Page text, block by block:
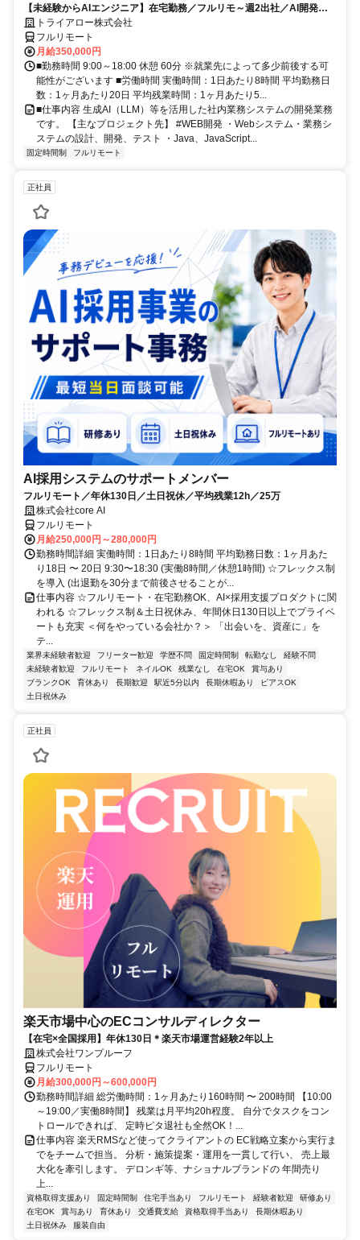
【未経験からAIエンジニア】在宅勤務／フルリモ～週2出社／AI開発を
仕事にする
トライアロー株式会社
フルリモート
月給350,000円
■勤務時間 9:00～18:00 休憩 60分 ※就業先によって多少前後する可
能性がございます ■労働時間 実働時間：1日あたり8時間 平均勤務日
数：1ヶ月あたり20日 平均残業時間：1ヶ月あたり5...
■仕事内容 生成AI（LLM）等を活用した社内業務システムの開発業務
です。 【主なプロジェクト先】 #WEB開発 ・Webシステム・業務シ
ステムの設計、開発、テスト ・Java、JavaScript...
固定時間制 フルリモート
正社員
AI採用システムのサポートメンバー
フルリモート／年休130日／土日祝休／平均残業12h／25万
株式会社core AI
フルリモート
月給250,000円～280,000円
勤務時間詳細 実働時間：1日あたり8時間 平均勤務日数：1ヶ月あた
り18日 〜 20日 9:30〜18:30 (実働8時間／休憩1時間) ☆フレックス制
を導入 (出退勤を30分まで前後させることが...
仕事内容 ☆フルリモート・在宅勤務OK、AI×採用支援プロダクトに関
われる ☆フレックス制＆土日祝休み、年間休日130日以上でプライベ
ートも充実 ＜何をやっている会社か？＞ 「出会いを、資産に」を
テ...
業界未経験者歓迎 フリーター歓迎 学歴不問 固定時間制 転勤なし
経験不問
未経験者歓迎
フルリモート ネイルOK 残業なし 在宅OK
賞与あり
ブランクOK
育休あり 長期歓迎 駅近5分以内 長期休暇あり
ピアスOK
土日祝休み
正社員
楽天市場中心のECコンサルディレクター
【在宅×全国採用】年休130日＊楽天市場運営経験2年以上
株式会社ワンプルーフ
フルリモート
月給300,000円～600,000円
勤務時間詳細 総労働時間：1ヶ月あたり160時間 〜 200時間 【10:00
～19:00／実働8時間】 残業は月平均20h程度。 自分でタスクをコン
トロールできれば、 定時ピタ退社も全然OK！...
仕事内容 楽天RMSなど使ってクライアントの EC戦略立案から実行ま
でをチームで担当。 分析・施策提案・運用を一貫して行い、 売上最
大化を牽引します。 デロンギ等、ナショナルブランドの 年間売り
上...
資格取得支援あり 固定時間制 住宅手当あり フルリモート 経験者歓迎
研修あり
在宅OK
賞与あり 育休あり 交通費支給 資格取得手当あり
長期休暇あり
土日祝休み
服装自由